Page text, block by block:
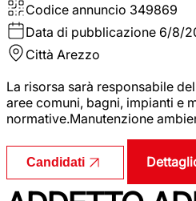
Codice annuncio 349869
Data di pubblicazione 6/8/
Città Arezzo
La risorsa sarà responsabile
aree comuni, bagni, impianti e
normative.Manutenzione
Candidati